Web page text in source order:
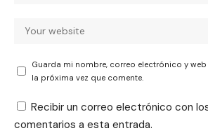
Guarda mi nombre, correo electrónico y web
la próxima vez que comente.
Recibir un correo electrónico con
comentarios a esta entrada.